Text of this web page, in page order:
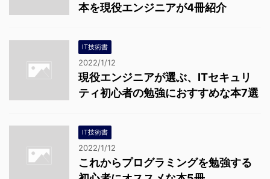
本を現役エンジニアが4冊紹介
IT技術書
2022/1/12
現役エンジニアが選ぶ、ITセキュリ
ティ初心者の勉強におすすめな本7選
IT技術書
2022/1/12
これからプログラミングを勉強する